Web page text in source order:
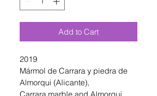
Add to Cart
2019
Mármol de Carrara y piedra de
Almorqui (Alicante),
Carrara marble and Almorqui